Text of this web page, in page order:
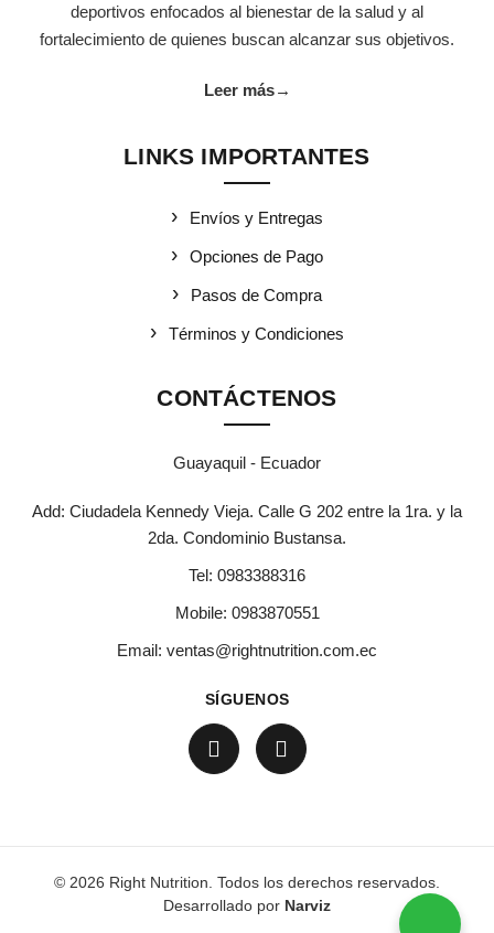
deportivos enfocados al bienestar de la salud y al
fortalecimiento de quienes buscan alcanzar sus objetivos.
Leer más→
LINKS IMPORTANTES
Envíos y Entregas
Opciones de Pago
Pasos de Compra
Términos y Condiciones
CONTÁCTENOS
Guayaquil - Ecuador
Add: Ciudadela Kennedy Vieja. Calle G 202 entre la 1ra. y la
2da. Condominio Bustansa.
Tel: 0983388316
Mobile: 0983870551
Email: ventas@rightnutrition.com.ec
SÍGUENOS
© 2026 Right Nutrition. Todos los derechos reservados.
Desarrollado por Narviz